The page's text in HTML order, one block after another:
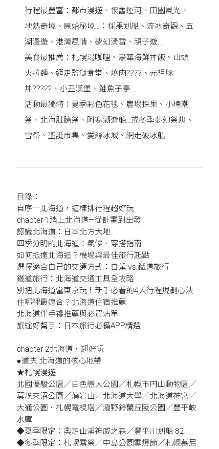
行程最豐富：都市漫遊、懷舊運河、田園風光、
地熱奇境、原始秘境…；採果划船、流冰奇觀、五
湖漫遊、港灣風情、夢幻滑雪、親子遊…
美食最推薦：札幌湯咖哩、豪華海鮮丼飯、山頭
火拉麵、網走監獄食堂、燒肉????、元祖豚
丼?????、小丑漢堡、鮭魚子亭…
活動最獨特：夏季彩色花毯、農場採果、小樽潮
祭、北海肚臍祭、阿寒湖遊船…或冬季夢幻祭典、
雪祭、聖誕市集、愛絲冰城、網走破冰船…
目錄：
自序─北海道，這樣排行程超好玩
chapter 1踏上北海道—從計畫到出發
認識北海道：日本北方大地
四季分明的北海道：氣候、穿搭指南
如何抵達北海道？機場與最佳旅行起點
選擇適合自己的交通方式：自駕 vs.鐵道旅行
鐵道旅行：北海道交通工具全攻略
別把北海道當東京玩！新手必看的4大行程規劃心法
住哪裡最適合？北海道住宿推薦
北海道伴手禮推薦與必買清單
旅途好幫手：日本旅行必備APP精選
chapter 2北海道，超好玩
●道央 北海道的核心地帶
★札幌漫遊
北國優駿公園／白色戀人公園／札幌市円山動物園／
莫埃來沼公園／藻岩山／北海道大學／北海道神宮／
大通公園．札幌電視塔／瀧野鈴蘭丘陵公園／豐平峽
水庫
◆夏季限定：奧定山溪神威之森／豐平川划船 82
◆冬季限定：札幌雪祭／中島公園雪燈節／札幌慕尼